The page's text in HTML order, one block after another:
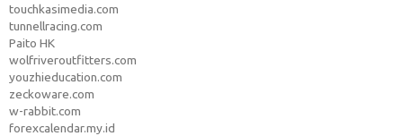
touchkasimedia.com
tunnellracing.com
Paito HK
wolfriveroutfitters.com
youzhieducation.com
zeckoware.com
w-rabbit.com
forexcalendar.my.id